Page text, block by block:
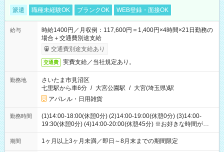
派遣 職種未経験OK ブランクOK WEB登録・面接OK
給与
時給1400円／月収例：117,600円＝1,400円×4時間×21日勤務の
場合＋交通費別途支給
交通費別途支給あり
交通費 実費支給／当社規定あり。
勤務地
さいたま市見沼区
七里駅から車6分 / 大宮公園駅 / 大宮(埼玉県)駅
アパレル・日用雑貨
勤務時間
(1)14:00-18:00(休憩0分) (2)14:00-19:00(休憩0分) (3)14:00-
19:30(休憩0分) (4)14:00-20:00(休憩45分) ※お好きな時間が選べ
ます
期間 1ヶ月以上3ヶ月未満／即日～8月末までの期間限定